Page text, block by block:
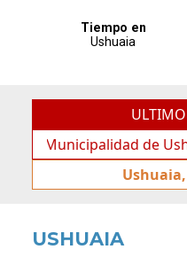
de Ushuaia
USHUAIA